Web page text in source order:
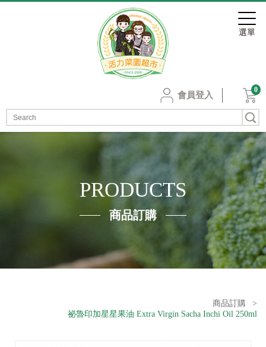
會員登入
0
PRODUCTS
商品訂購
商品訂購
>
祕魯印加星星果油 Extra Virgin Sacha Inchi Oil 250ml